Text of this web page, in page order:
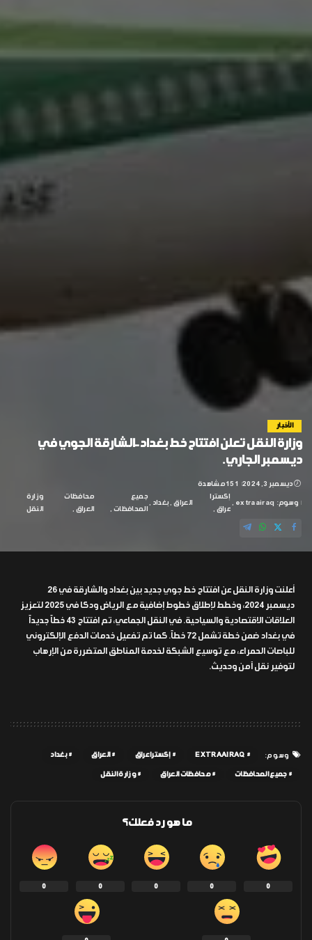
الأخبار
وزارة النقل تعلن افتتاح خط بغداد-الشارقة الجوي في
ديسمبر الجاري.
ديسمبر 3, 2024 151 مشاهدة
وسوم: extraairaq
إكسترا
عراق
العراق بغداد
جميع
المحافظات
محافظات
العراق
وزارة
النقل
أعلنت وزارة النقل عن افتتاح خط جوي جديد بين بغداد والشارقة في 26
ديسمبر 2024، وخطط لإطلاق خطوط إضافية مع الرياض ودكا في 2025 لتعزيز
العلاقات الاقتصادية والسياحية. في النقل الجماعي، تم افتتاح 43 خطاً جديداً
في بغداد ضمن خطة تشمل 72 خطاً. كما تم تفعيل خدمات الدفع الإلكتروني
للباصات الحمراء، مع توسيع الشبكة لخدمة المناطق المتضررة من الإرهاب
لتوفير نقل آمن وحديث.
وسوم: EXTRAAIRAQ إكسترا عراق العراق بغداد
جميع المحافظات محافظات العراق وزارة النقل
ما هو رد فعلك؟
0
0
0
0
0